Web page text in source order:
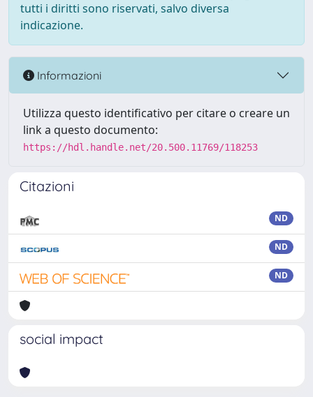
tutti i diritti sono riservati, salvo diversa
indicazione.
Informazioni
Utilizza questo identificativo per citare o creare un
link a questo documento:
https://hdl.handle.net/20.500.11769/118253
Citazioni
ND
ND
ND
social impact